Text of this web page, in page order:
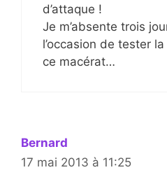
d’attaque !
Je m’absente trois
l’occasion de tester
ce macérat…
Bernard
17 mai 2013 à 11:25